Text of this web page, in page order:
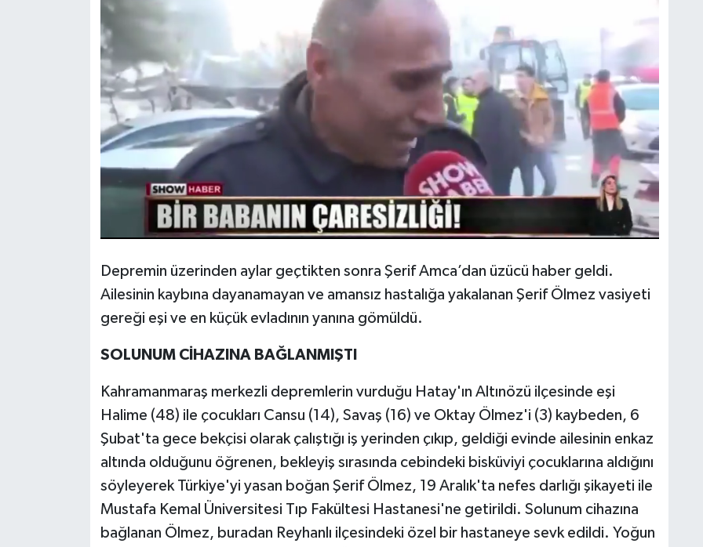
Depremin üzerinden aylar geçtikten sonra Şerif Amca’dan üzücü haber geldi.
Ailesinin kaybına dayanamayan ve amansız hastalığa yakalanan Şerif Ölmez vasiyeti
gereği eşi ve en küçük evladının yanına gömüldü.
SOLUNUM CİHAZINA BAĞLANMIŞTI
Kahramanmaraş merkezli depremlerin vurduğu Hatay'ın Altınözü ilçesinde eşi
Halime (48) ile çocukları Cansu (14), Savaş (16) ve Oktay Ölmez'i (3) kaybeden, 6
Şubat'ta gece bekçisi olarak çalıştığı iş yerinden çıkıp, geldiği evinde ailesinin enkaz
altında olduğunu öğrenen, bekleyiş sırasında cebindeki bisküviyi çocuklarına aldığını
söyleyerek Türkiye'yi yasan boğan Şerif Ölmez, 19 Aralık'ta nefes darlığı şikayeti ile
Mustafa Kemal Üniversitesi Tıp Fakültesi Hastanesi'ne getirildi. Solunum cihazına
bağlanan Ölmez, buradan Reyhanlı ilçesindeki özel bir hastaneye sevk edildi. Yoğun